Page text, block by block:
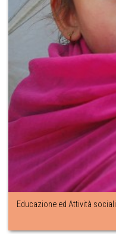
Educazione ed Attività sociali